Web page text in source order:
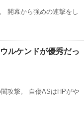
開幕から強めの連撃をし
ルケンドが優秀だっ
攻撃。 自傷ASはHPがや